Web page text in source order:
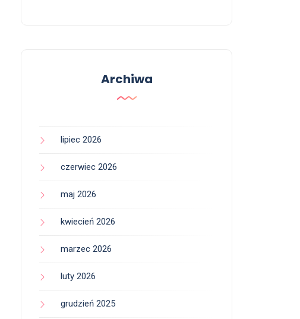
Archiwa
lipiec 2026
czerwiec 2026
maj 2026
kwiecień 2026
marzec 2026
luty 2026
grudzień 2025